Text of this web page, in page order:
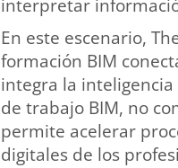
interpretar
En este escenario,
formación BIM
integra la
de trabajo BIM, no
permite acelerar
digitales de los